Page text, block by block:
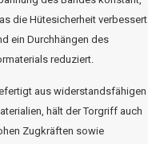
dieHütesicherheit verbessert
ein Durchhängen des
reduziert.
aus widerstandsfähigen
hält derTorgriff auch
Zugkräften sowie